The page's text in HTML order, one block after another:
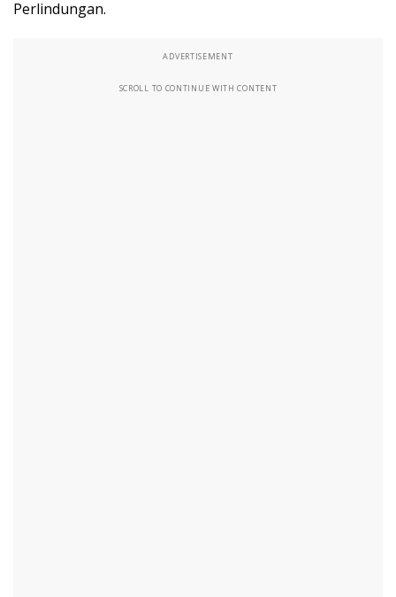
Perlindungan.
ADVERTISEMENT
SCROLL TO CONTINUE WITH CONTENT